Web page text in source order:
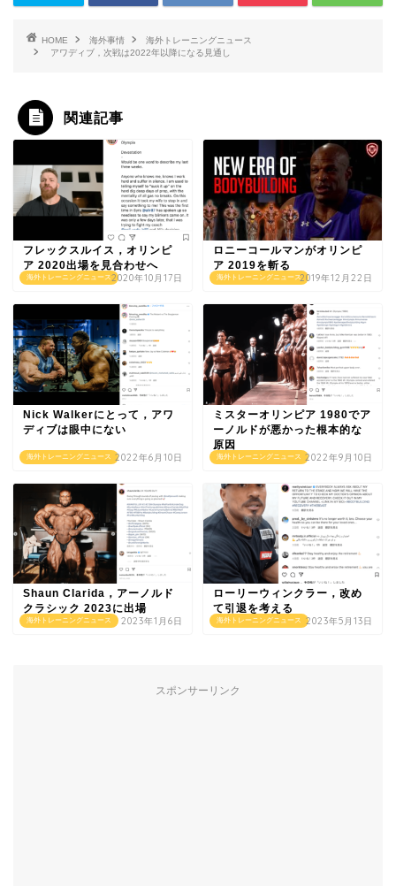
HOME 海外事情
海外トレーニングニュース
アワディブ，次戦は2022年以降になる見通し
関連記事
海外トレーニングニュース
フレックスルイス，オリンピ
ア 2020出場を見合わせへ
2020年10月17日 海外トレーニングニュース
ロニーコールマンがオリンピ
ア 2019を斬る
2019年12月22日
海外トレーニングニュース
Nick Walkerにとって，アワ
ディブは眼中にない
2022年6月10日 海外トレーニングニュース
ミスターオリンピア 1980でア
ーノルドが悪かった根本的な
原因
2022年9月10日
海外トレーニングニュース
Shaun Clarida，アーノルド
クラシック 2023に出場
2023年1月6日 海外トレーニングニュース
ローリーウィンクラー，改め
て引退を考える
2023年5月13日
スポンサーリンク